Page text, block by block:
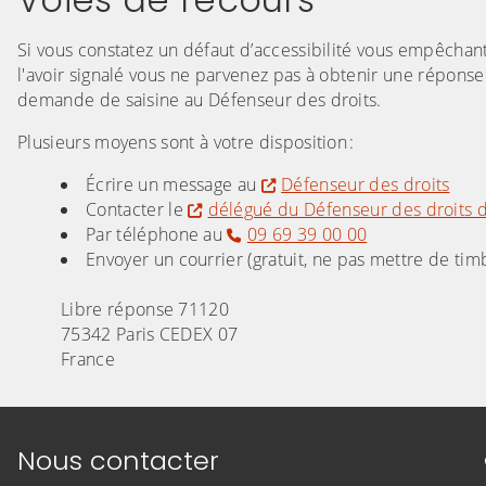
Si vous constatez un défaut d’accessibilité vous
l'avoir signalé vous ne parvenez pas à obtenir une
demande de saisine au Défenseur des droits.
Plusieurs moyens sont à votre disposition :
Écrire un message au
Défenseur des droits
Contacter le
délégué du Défenseur des droits
Par téléphone au
09 69 39 00 00
Envoyer un courrier (gratuit, ne pas mettre de
Libre réponse 71120
75342 Paris CEDEX 07
France
Informations de contact
Nous contacter